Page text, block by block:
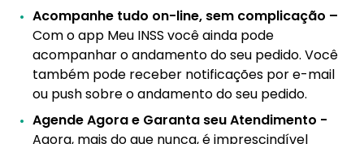
Acompanhe tudo on-line, sem complicação –
Com o app Meu INSS você ainda pode
acompanhar o andamento do seu pedido. Você
também pode receber notificações por e-mail
ou push sobre o andamento do seu pedido.
Agende Agora e Garanta seu Atendimento -
Agora, mais do que nunca, é imprescindível